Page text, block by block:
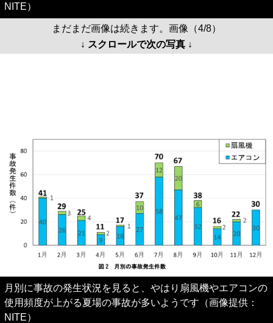
NITE）
まだまだ画像は続きます。画像（4/8）
↓ スクロールで次の写真 ↓
月別に事故の発生状況を見ると、やはり扇風機やエアコンの
使用頻度が上がる夏場の事故が多いようです（画像提供：
NITE）